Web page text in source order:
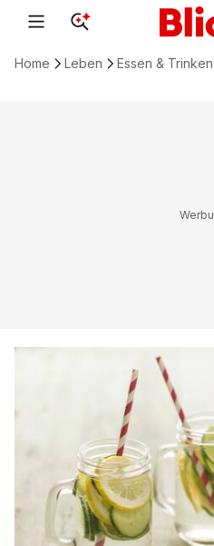
Home Leben Essen & Trinken